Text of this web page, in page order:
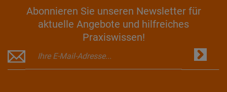
Abonnieren Sie unseren Newsletter für
aktuelle Angebote und hilfreiches
Praxiswissen!